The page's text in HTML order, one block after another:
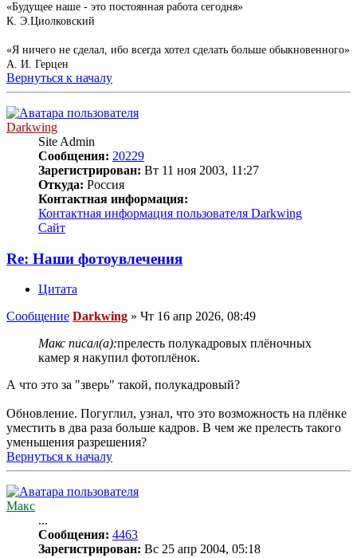
«Будущее наше - это постоянная работа сегодня»
К. Э.Циолковский
«Я ничего не сделал, ибо всегда хотел сделать больше обыкновенного»
А. И. Герцен
Вернуться к началу
Darkwing
Site Admin
Сообщения: 20229
Зарегистрирован: Вт 11 ноя 2003, 11:27
Откуда: Россия
Контактная информация:
Контактная информация пользователя Darkwing
Сайт
Re: Наши фотоувлечения
Цитата
Сообщение Darkwing » Чт 16 апр 2026, 08:49
Макс писал(а):прелесть полукадровых плёночных
камер я накупил фотоплёнок.
А что это за "зверь" такой, полукадровый?
Обновление. Погуглил, узнал, что это возможность на плёнке
уместить в два раза больше кадров. В чем же прелесть такого
уменьшения разрешения?
Вернуться к началу
Макс
...
Сообщения: 4463
Зарегистрирован: Вс 25 апр 2004, 05:18